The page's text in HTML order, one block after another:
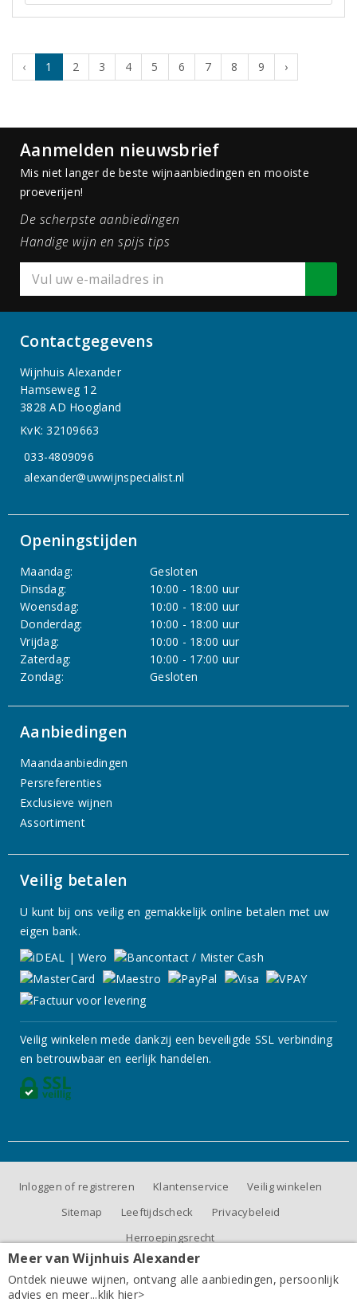
‹ 1 2 3 4 5 6 7 8 9 ›
Aanmelden nieuwsbrief
Mis niet langer de beste wijnaanbiedingen en mooiste
proeverijen!
De scherpste aanbiedingen
Handige wijn en spijs tips
Contactgegevens
Wijnhuis Alexander
Hamseweg 12
3828 AD Hoogland
KvK: 32109663
033-4809096
alexander@uwwijnspecialist.nl
Openingstijden
Maandag:
Gesloten
Dinsdag:
10:00 - 18:00 uur
Woensdag:
10:00 - 18:00 uur
Donderdag:
10:00 - 18:00 uur
Vrijdag:
10:00 - 18:00 uur
Zaterdag:
10:00 - 17:00 uur
Zondag:
Gesloten
Aanbiedingen
Maandaanbiedingen
Persreferenties
Exclusieve wijnen
Assortiment
Veilig betalen
U kunt bij ons veilig en gemakkelijk online betalen met uw
eigen bank.
Veilig winkelen mede dankzij een beveiligde SSL verbinding
en betrouwbaar en eerlijk handelen.
Inloggen of registreren Klantenservice
Veilig winkelen
Sitemap
Leeftijdscheck
Privacybeleid
Herroepingsrecht
Meer van Wijnhuis Alexander
Ontdek nieuwe wijnen, ontvang alle aanbiedingen, persoonlijk
advies en meer...klik hier>